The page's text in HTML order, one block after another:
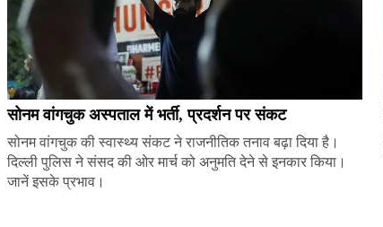
सोनम वांगचुक अस्पताल में भर्ती, प्रदर्शन पर संकट
सोनम वांगचुक की स्वास्थ्य संकट ने राजनीतिक तनाव बढ़ा दिया है।
दिल्ली पुलिस ने संसद की ओर मार्च को अनुमति देने से इनकार किया।
जानें इसके प्रभाव।